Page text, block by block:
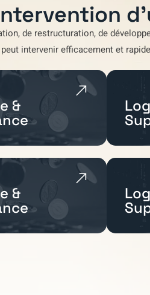
,de restructuration,de
intervenir efficacement et
&
&